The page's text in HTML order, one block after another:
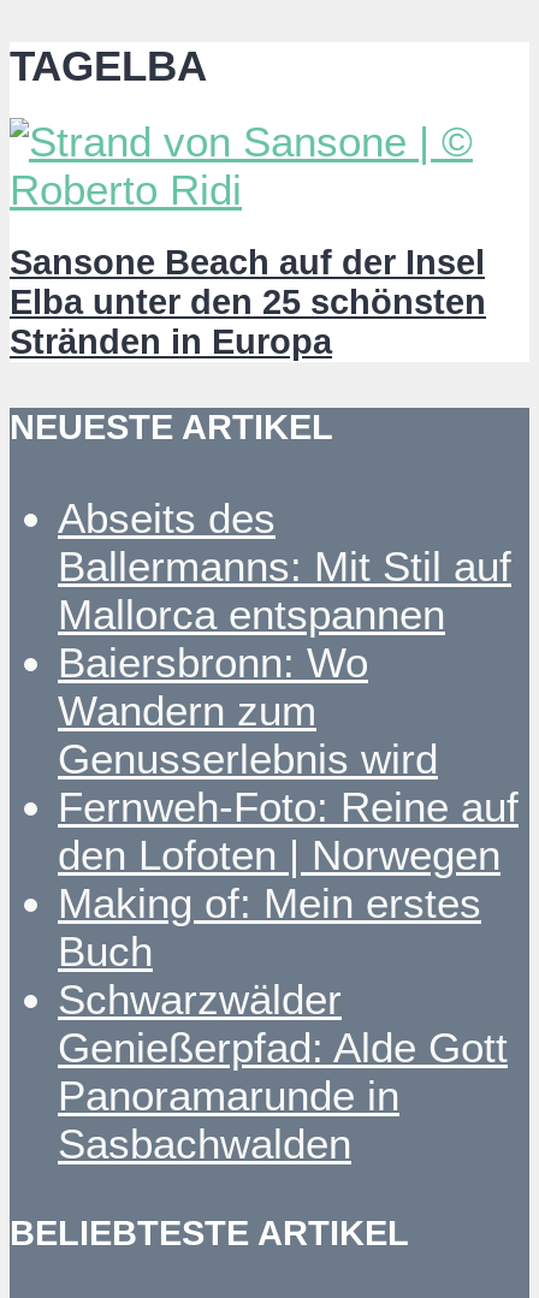
TAGELBA
Sansone Beach auf der Insel
Elba unter den 25 schönsten
Stränden in Europa
NEUESTE ARTIKEL
Abseits des
Ballermanns: Mit Stil auf
Mallorca entspannen
Baiersbronn: Wo
Wandern zum
Genusserlebnis wird
Fernweh-Foto: Reine auf
den Lofoten | Norwegen
Making of: Mein erstes
Buch
Schwarzwälder
Genießerpfad: Alde Gott
Panoramarunde in
Sasbachwalden
BELIEBTESTE ARTIKEL